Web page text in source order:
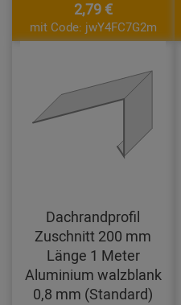
2,79 €
mit Code: jwY4FC7G2m
Dachrandprofil
Zuschnitt 200 mm
Länge 1 Meter
Aluminium walzblank
0,8 mm (Standard)